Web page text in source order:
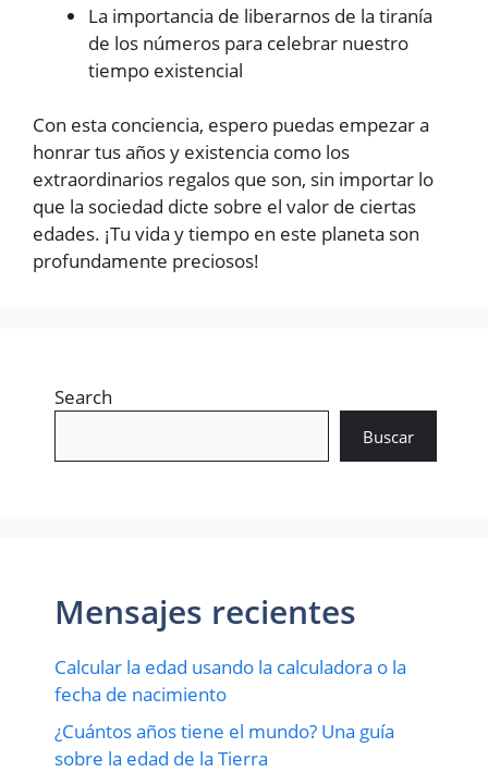
La importancia de liberarnos de la tiranía
de los números para celebrar nuestro
tiempo existencial
Con esta conciencia, espero puedas empezar a
honrar tus años y existencia como los
extraordinarios regalos que son, sin importar lo
que la sociedad dicte sobre el valor de ciertas
edades. ¡Tu vida y tiempo en este planeta son
profundamente preciosos!
Search
Buscar
Mensajes recientes
Calcular la edad usando la calculadora o la
fecha de nacimiento
¿Cuántos años tiene el mundo? Una guía
sobre la edad de la Tierra